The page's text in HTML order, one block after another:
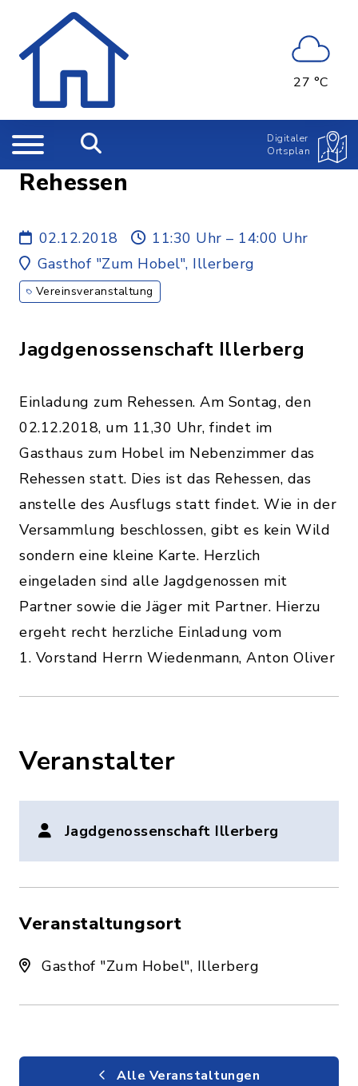
27 °C
Digitaler
Ortsplan
Rehessen
02.12.2018
11:30 Uhr – 14:00 Uhr
Gasthof "Zum Hobel", Illerberg
Vereinsveranstaltung
Jagdgenossenschaft Illerberg
Einladung zum Rehessen. Am Sontag, den
02.12.2018, um 11,30 Uhr, findet im
Gasthaus zum Hobel im Nebenzimmer das
Rehessen statt. Dies ist das Rehessen, das
anstelle des Ausflugs statt findet. Wie in der
Versammlung beschlossen, gibt es kein Wild
sondern eine kleine Karte. Herzlich
eingeladen sind alle Jagdgenossen mit
Partner sowie die Jäger mit Partner. Hierzu
ergeht recht herzliche Einladung vom
1. Vorstand Herrn Wiedenmann, Anton Oliver
Veranstalter
Jagdgenossenschaft Illerberg
Veranstaltungsort
Gasthof "Zum Hobel", Illerberg
Alle Veranstaltungen